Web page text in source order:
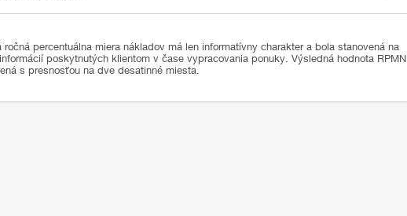
ročná percentuálna miera nákladov má len informatívny charakter a bola stanovená na
poskytnutých klientom v čase vypracovania ponuky. Výsledná hodnota RPMN
s presnosťou na dve desatinné miesta.